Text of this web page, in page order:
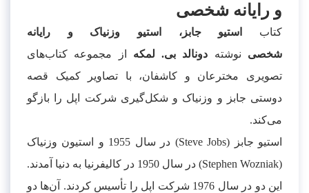
و رایانه شخصی
کتاب
استیو جابز، استیو وزنیاک و رایانه
شخصی نوشته دونالد بی. لمکه از مجموعه کتاب‌های
تصویری مخترعان و کاشفان، با تصاویر کمیک قصه
دوستی جابز و وزنیاک و شکل‌گیری شرکت اپل را بازگو
می‌کند.
استیو جابز (Steve Jobs) در سال 1955 و استیون وزنیاک
(Stephen Wozniak) در سال 1950 در کالیفرنیا به دنیا آمدند.
این دو در سال 1976 شرکت اپل را تأسیس کردند. آن‌ها دو